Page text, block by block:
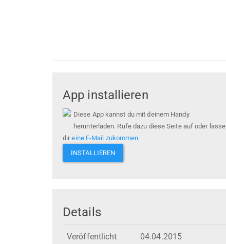
App installieren
Diese App kannst du mit deinem Handy
herunterladen. Rufe dazu diese Seite auf oder lasse
direine E-Mail zukommen.
INSTALLIEREN
Details
Veröffentlicht
04.04.2015